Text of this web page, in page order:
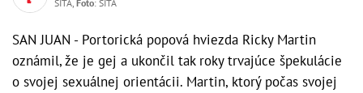
SITA, Foto: SITA
SAN JUAN - Portorická popová hviezda Ricky Martin
oznámil, že je gej a ukončil tak roky trvajúce špekulácie
o svojej sexuálnej orientácii. Martin, ktorý počas svojej